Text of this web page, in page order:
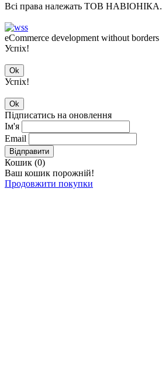
Всі права належать ТОВ НАВІОНІКА.
eCommerce development without borders
Успіх!
Ok
Успіх!
Ok
Підписатись на оновлення
Ім'я
Email
Відправити
Кошик (0)
Ваш кошик порожній!
Продовжити покупки